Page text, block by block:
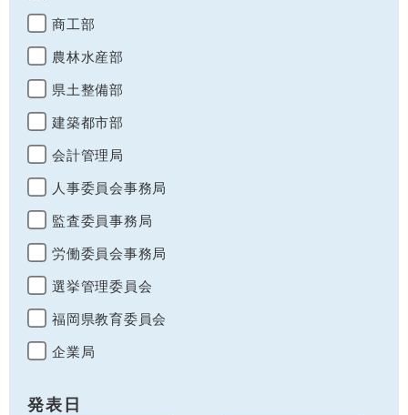
商工部
農林水産部
県土整備部
建築都市部
会計管理局
人事委員会事務局
監査委員事務局
労働委員会事務局
選挙管理委員会
福岡県教育委員会
企業局
発表日